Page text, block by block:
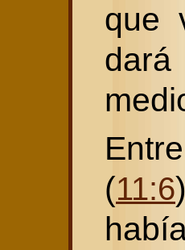
que
dará
(11:6